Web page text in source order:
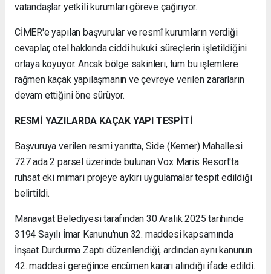
vatandaşlar yetkili kurumları göreve çağırıyor.
CİMER'e yapılan başvurular ve resmî kurumların verdiği
cevaplar, otel hakkında ciddi hukuki süreçlerin işletildiğini
ortaya koyuyor. Ancak bölge sakinleri, tüm bu işlemlere
rağmen kaçak yapılaşmanın ve çevreye verilen zararların
devam ettiğini öne sürüyor.
RESMİ YAZILARDA KAÇAK YAPI TESPİTİ
Başvuruya verilen resmi yanıtta, Side (Kemer) Mahallesi
727 ada 2 parsel üzerinde bulunan Vox Maris Resort'ta
ruhsat eki mimari projeye aykırı uygulamalar tespit edildiği
belirtildi.
Manavgat Belediyesi tarafından 30 Aralık 2025 tarihinde
3194 Sayılı İmar Kanunu'nun 32. maddesi kapsamında
İnşaat Durdurma Zaptı düzenlendiği, ardından aynı kanunun
42. maddesi gereğince encümen kararı alındığı ifade edildi.